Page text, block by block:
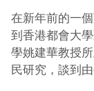
在新年前的一
到香港都會大
學姚建華教授
民研究，談到